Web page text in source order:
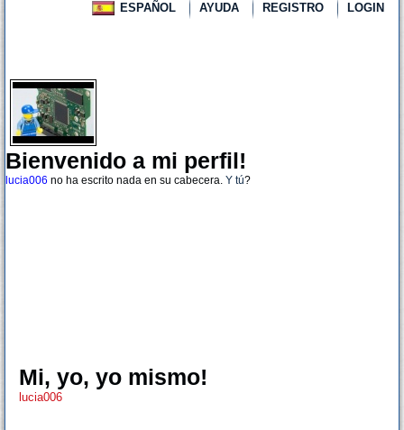
ESPAÑOL AYUDA REGISTRO LOGIN
Bienvenido a mi perfil!
lucia006 no ha escrito nada en su cabecera. Y tú?
Mi, yo, yo mismo!
lucia006